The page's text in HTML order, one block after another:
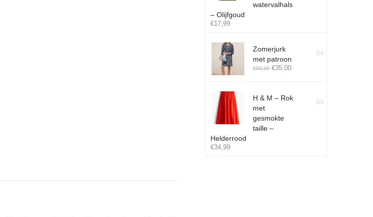
watervalhals
– Olijfgoud
€17,99
Zomerjurk
met patroon
€69,99 €35,00
04
H & M – Rok
met
gesmokte
taille –
Helderrood
€34,99
05